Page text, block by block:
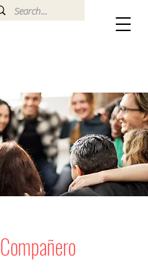
Compañero